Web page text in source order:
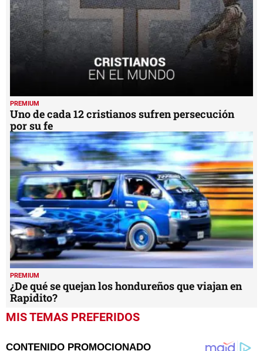
PREMIUM
Uno de cada 12 cristianos sufren persecución
por su fe
PREMIUM
¿De qué se quejan los hondureños que viajan en
Rapidito?
MIS TEMAS PREFERIDOS